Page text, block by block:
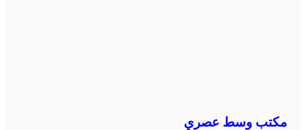
مكتب وسط عصري